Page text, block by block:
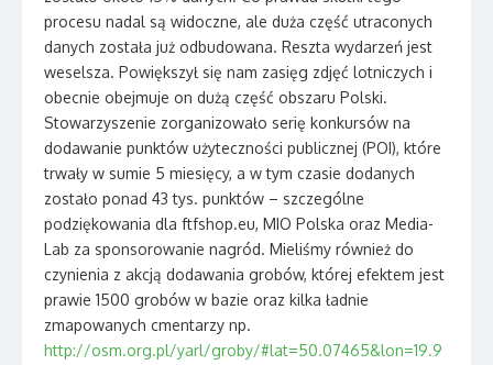
procesu nadal są widoczne, ale duża część utraconych
danych została już odbudowana. Reszta wydarzeń jest
weselsza. Powiększył się nam zasięg zdjęć lotniczych i
obecnie obejmuje on dużą część obszaru Polski.
Stowarzyszenie zorganizowało serię konkursów na
dodawanie punktów użyteczności publicznej (POI), które
trwały w sumie 5 miesięcy, a w tym czasie dodanych
zostało ponad 43 tys. punktów – szczególne
podziękowania dla ftfshop.eu, MIO Polska oraz Media-
Lab za sponsorowanie nagród. Mieliśmy również do
czynienia z akcją dodawania grobów, której efektem jest
prawie 1500 grobów w bazie oraz kilka ładnie
zmapowanych cmentarzy np.
http://osm.org.pl/yarl/groby/#lat=50.07465&lon=19.9